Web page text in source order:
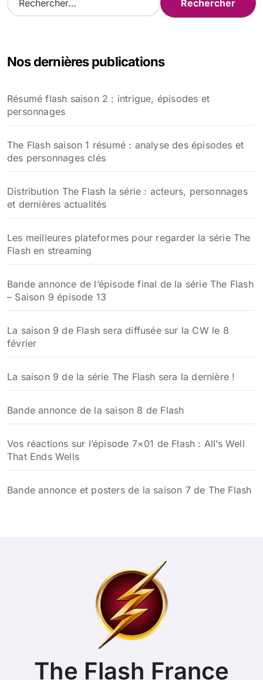
e
r
e
r
Nos dernières publications
Résumé flash saison 2 : intrigue, épisodes et
personnages
The Flash saison 1 résumé : analyse des épisodes et
des personnages clés
Distribution The Flash la série : acteurs, personnages
et dernières actualités
Les meilleures plateformes pour regarder la série The
Flash en streaming
Bande annonce de l’épisode final de la série The Flash
– Saison 9 épisode 13
La saison 9 de Flash sera diffusée sur la CW le 8
février
La saison 9 de la série The Flash sera la dernière !
Bande annonce de la saison 8 de Flash
Vos réactions sur l’épisode 7×01 de Flash : All’s Well
That Ends Wells
Bande annonce et posters de la saison 7 de The Flash
The Flash France